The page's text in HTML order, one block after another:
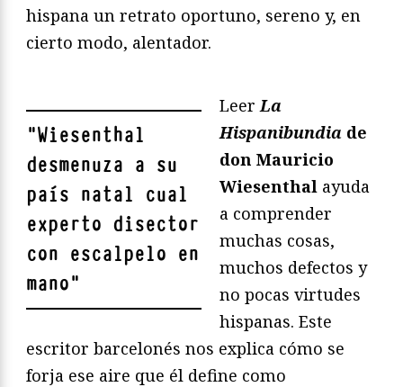
hispana un retrato oportuno, sereno y, en
cierto modo, alentador.
"Wiesenthal
desmenuza a su
país natal cual
experto disector
con escalpelo en
mano"
Leer La
Hispanibundia de
don Mauricio
Wiesenthal ayuda
a comprender
muchas cosas,
muchos defectos y
no pocas virtudes
hispanas. Este
escritor barcelonés nos explica cómo se
forja ese aire que él define como